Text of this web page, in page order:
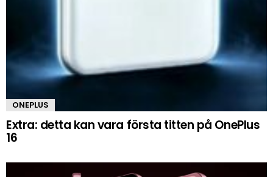
ONEPLUS
Extra: detta kan vara första titten på OnePlus
16